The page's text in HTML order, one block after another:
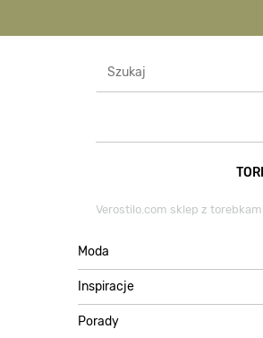
Verostilo.com sklep z torebkami
Moda
Inspiracje
Porady